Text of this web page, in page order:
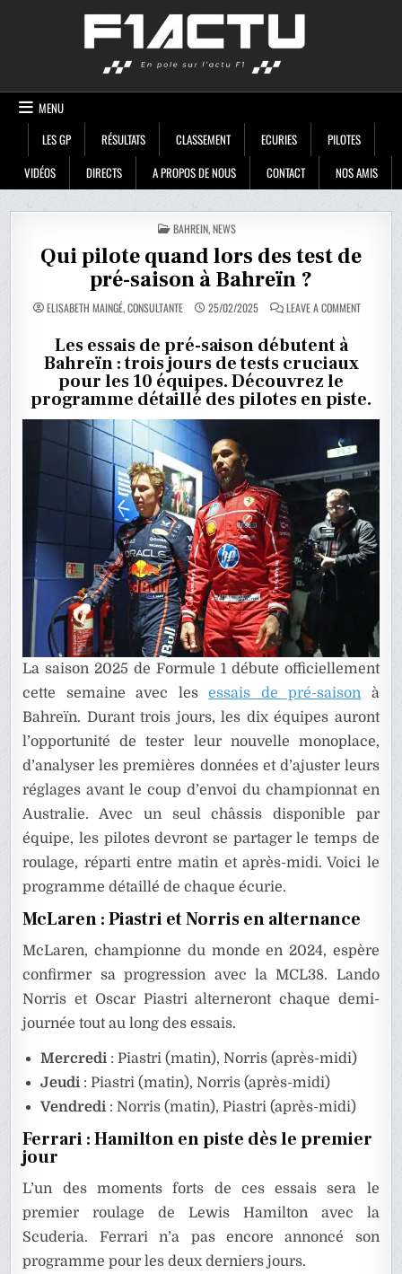
MENU
LES GP
RÉSULTATS CLASSEMENT ECURIES
PILOTES
VIDÉOS
DIRECTS A PROPOS DE NOUS CONTACT NOS AMIS
POSTED
IN
BAHREIN,NEWS
Qui pilote quand lors des test de
pré-saison à Bahreïn ?
ELISABETH MAINGÉ, CONSULTANTE 25/02/2025 LEAVE A COMMENTON
QUI
PRÉ-
SAISON
Les essais de pré-saison débutent à
Bahreïn : trois jours de tests cruciaux
pour les 10 équipes. Découvrez le
programme détaillé des pilotes en piste.
La saison 2025 de Formule 1 débute officiellement
cette semaine avec lesessais de pré-saison à
Bahreïn. Durant trois jours, les dix équipes auront
l’opportunité de tester leur nouvelle monoplace,
d’analyser les premières données et d’ajuster leurs
réglages avant le coup d’envoi du championnat en
Australie. Avec un seul châssis disponible par
équipe, les pilotes devront se partager le temps de
roulage, réparti entre matin et après-midi. Voici le
programme détaillé de chaque écurie.
McLaren : Piastri et Norris en alternance
McLaren, championne du monde en 2024, espère
confirmer sa progression avec la MCL38. Lando
Norris et Oscar Piastri alterneront chaque demi-
journée tout au long des essais.
Mercredi : Piastri (matin), Norris (après-midi)
Jeudi : Piastri (matin), Norris (après-midi)
Vendredi : Norris (matin), Piastri (après-midi)
Ferrari : Hamilton en piste dès le premier
jour
L’un des moments forts de ces essais sera le
premier roulage de Lewis Hamilton avec la
Scuderia. Ferrari n’a pas encore annoncé son
programme pour les deux derniers jours.